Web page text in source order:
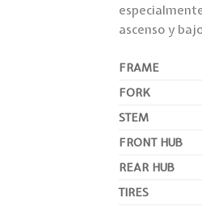
ascenso y
FRAME
FORK
STEM
FRONT HUB
REAR HUB
TIRES